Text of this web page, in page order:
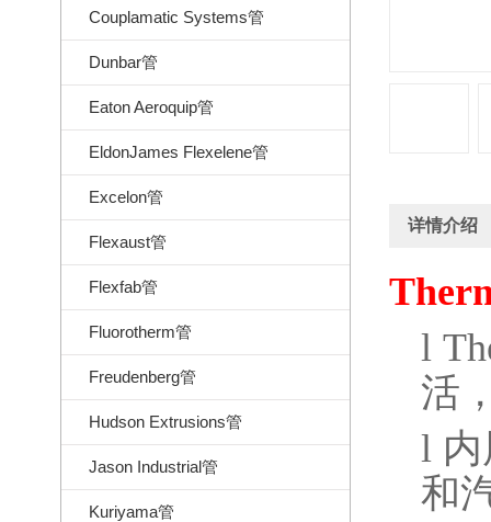
Couplamatic Systems管
Dunbar管
Eaton Aeroquip管
EldonJames Flexelene管
Excelon管
Flexaust管
Flexfab管
Fluorotherm管
Freudenberg管
Hudson Extrusions管
Jason Industrial管
Kuriyama管
详情介绍
l
活
l
和